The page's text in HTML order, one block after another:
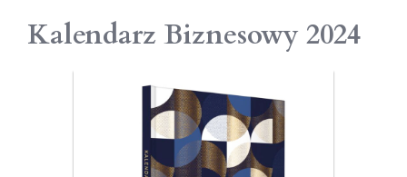
Kalendarz Biznesowy 2024